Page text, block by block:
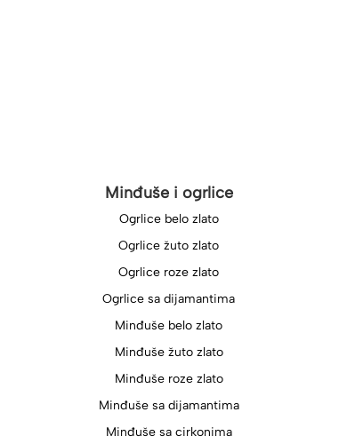
Minđuše i ogrlice
Ogrlice belo zlato
Ogrlice žuto zlato
Ogrlice roze zlato
Ogrlice sa dijamantima
Minđuše belo zlato
Minđuše žuto zlato
Minđuše roze zlato
Minđuše sa dijamantima
Minđuše sa cirkonima